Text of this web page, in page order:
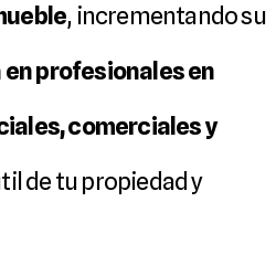
, incrementando su
en profesionales en
comerciales y
de tu propiedad y